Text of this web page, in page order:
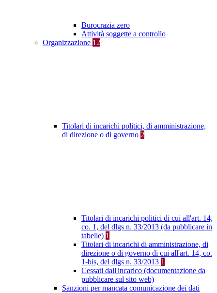
Burocrazia zero
Attività soggette a controllo
Organizzazione 12
Titolari di incarichi politici, di amministrazione,
di direzione o di governo 2
Titolari di incarichi politici di cui all'art. 14,
co. 1, del dlgs n. 33/2013 (da pubblicare in
tabelle) 1
Titolari di incarichi di amministrazione, di
direzione o di governo di cui all'art. 14, co.
1-bis, del dlgs n. 33/2013 1
Cessati dall'incarico (documentazione da
pubblicare sul sito web)
Sanzioni per mancata comunicazione dei dati